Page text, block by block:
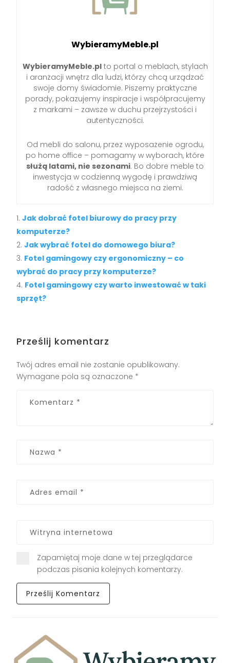
WybieramyMeble.pl
WybieramyMeble.plto portal o meblach, stylach
i aranżacji wnętrz dla ludzi, którzy chcą urządzać
swoje domy świadomie. Piszemy praktyczne
porady, pokazujemy inspiracje i współpracujemy
z markami – zawsze w duchu przejrzystości i
autentyczności.
Od mebli do salonu, przez wyposażenie ogrodu,
po home office – pomagamy w wyborach, które
służą latami, nie sezonami. Bo dobre meble to
inwestycja w codzienną wygodę i prawdziwą
radość z własnego miejsca na ziemi.
Jak dobrać fotel biurowy do pracy przy
komputerze?
Jak wybrać fotel do domowego biura?
Fotel gamingowy czy ergonomiczny – co
wybrać do pracy przy komputerze?
Fotel gamingowy czy warto inwestować w taki
sprzęt?
Prześlij komentarz
Twój adres email nie zostanie opublikowany.
Wymagane pola są oznaczone *
Zapamiętaj moje dane w tej przeglądarce
podczas pisania kolejnych komentarzy.